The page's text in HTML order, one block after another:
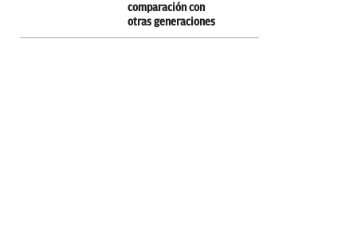
comparación con
otras generaciones